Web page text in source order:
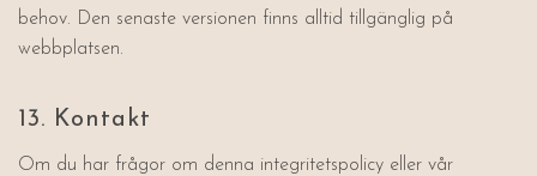
behov. Den senaste versionen finns alltid tillgänglig på
webbplatsen.
13. Kontakt
Om du har frågor om denna integritetspolicy eller vår